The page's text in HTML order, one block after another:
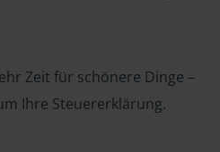
Zeit für schönere Dinge –
Ihre Steuererklärung.